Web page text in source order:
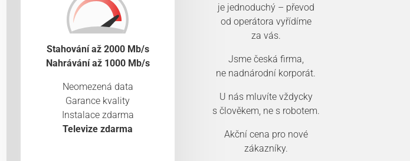
Stahování až 2000 Mb/s
Nahrávání až 1000 Mb/s
Neomezená data
Garance kvality
Instalace zdarma
Televize zdarma
je jednoduchý – převod
od operátora vyřídíme
za vás.
Jsme česká firma,
ne nadnárodní korporát.
U nás mluvíte vždycky
s člověkem, ne s robotem.
Akční cena pro nové
zákazníky.